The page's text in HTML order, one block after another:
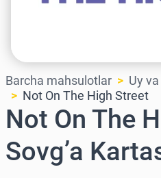
Barcha mahsulotlar
Uy
Not On The High Street
Not On The
Sovg’a